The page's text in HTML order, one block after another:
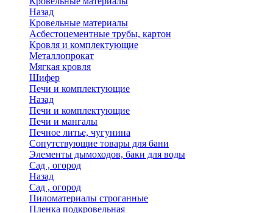
Назад
Кровельные материалы
Асбестоцементные трубы, картон
Кровля и комплектующие
Металлопрокат
Мягкая кровля
Шифер
Печи и комплектующие
Назад
Печи и комплектующие
Печи и мангалы
Печное литье, чугунина
Сопутствующие товары для бани
Элементы дымоходов, баки для воды
Сад , огород
Назад
Сад , огород
Пиломатериалы строганные
Пленка подкровельная